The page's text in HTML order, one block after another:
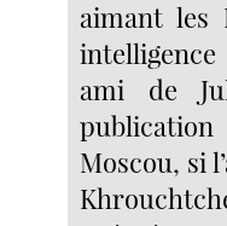
aimant les
intelligence
ami de
Moscou, si